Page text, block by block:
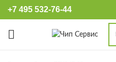
+7 495 532-76-44